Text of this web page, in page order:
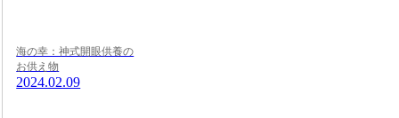
海の幸：神式開眼供養の
お供え物
2024.02.09